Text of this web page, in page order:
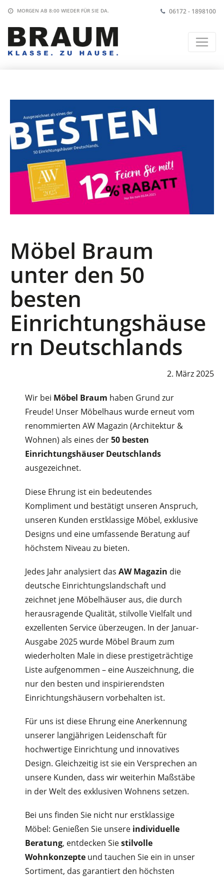
MORGEN AB 8:00 WIEDER FÜR SIE DA. 06172 - 1898100
Möbel Braum
unter den 50
besten
Einrichtungshäuse
rn Deutschlands
2. März 2025
Wir bei Möbel Braum haben Grund zur
Freude! Unser Möbelhaus wurde erneut vom
renommierten AW Magazin (Architektur &
Wohnen) als eines der50 besten
Einrichtungshäuser Deutschlands
ausgezeichnet.
Diese Ehrung ist ein bedeutendes
Kompliment und bestätigt unseren Anspruch,
unseren Kunden erstklassige Möbel, exklusive
Designs und eine umfassende Beratung auf
höchstem Niveau zu bieten.
Jedes Jahr analysiert das AW Magazin die
deutsche Einrichtungslandschaft und
zeichnet jene Möbelhäuser aus, die durch
herausragende Qualität, stilvolle Vielfalt und
exzellenten Service überzeugen. In der Januar-
Ausgabe 2025 wurde Möbel Braum zum
wiederholten Male in diese prestigeträchtige
Liste aufgenommen – eine Auszeichnung, die
nur den besten und inspirierendsten
Einrichtungshäusern vorbehalten ist.
Für uns ist diese Ehrung eine Anerkennung
unserer langjährigen Leidenschaft für
hochwertige Einrichtung und innovatives
Design. Gleichzeitig ist sie ein Versprechen an
unsere Kunden, dass wir weiterhin Maßstäbe
in der Welt des exklusiven Wohnens setzen.
Bei uns finden Sie nicht nur erstklassige
Möbel: Genießen Sie unsere individuelle
Beratung, entdecken Siestilvolle
Wohnkonzepte und tauchen Sie ein in unser
Sortiment, das garantiert den höchsten